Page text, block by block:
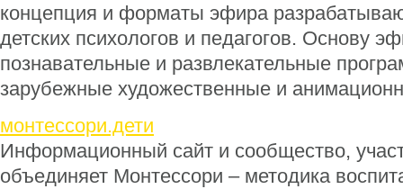
концепция и форматы эфира
детских психологов и педагогов. Основу
познавательные и развлекательные
зарубежные художественные и
монтессори.дети
Информационный сайт и сообщество,
объединяет Монтессори – методика